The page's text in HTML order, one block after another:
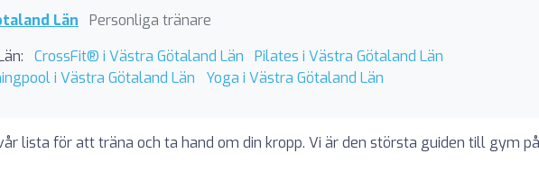
Län
Personliga tränare
CrossFit® i Västra Götaland Län
Pilates i Västra Götaland Län
i Västra Götaland Län Yoga i Västra Götaland Län
lista för att träna och ta hand om din kropp. Vi är den största guiden till gym